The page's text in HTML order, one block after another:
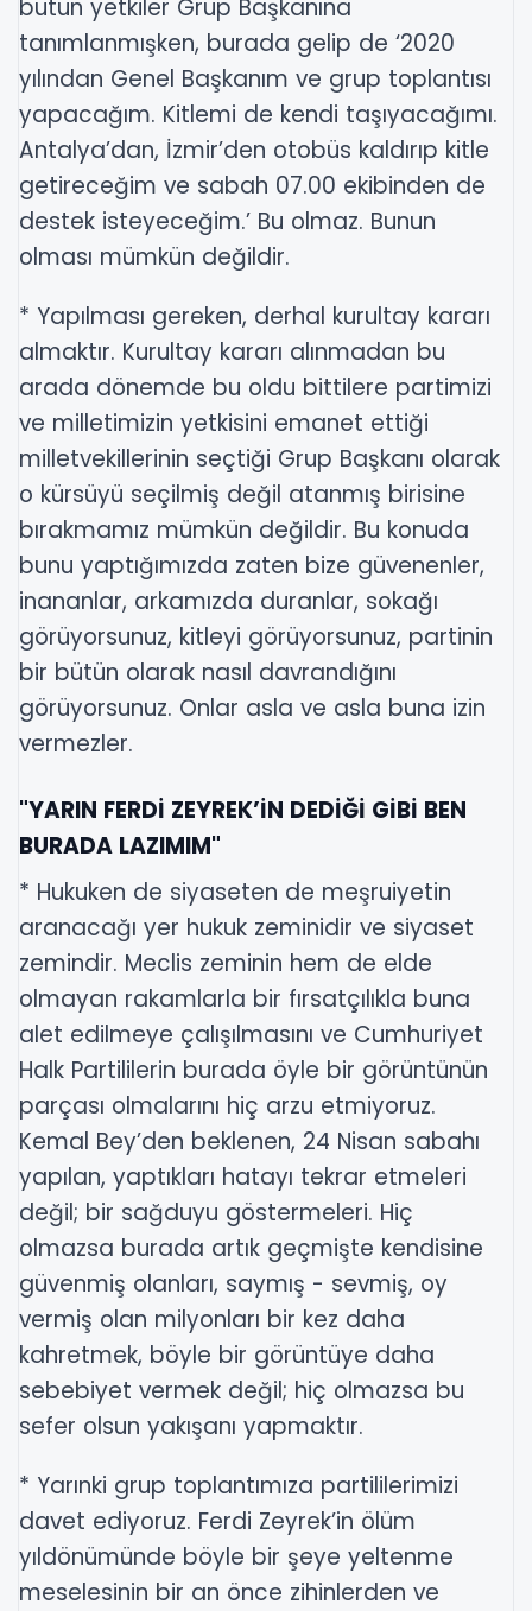
bütün yetkiler Grup Başkanına
tanımlanmışken, burada gelip de ‘2020
yılından Genel Başkanım ve grup toplantısı
yapacağım. Kitlemi de kendi taşıyacağımı.
Antalya’dan, İzmir’den otobüs kaldırıp kitle
getireceğim ve sabah 07.00 ekibinden de
destek isteyeceğim.’ Bu olmaz. Bunun
olması mümkün değildir.
* Yapılması gereken, derhal kurultay kararı
almaktır. Kurultay kararı alınmadan bu
arada dönemde bu oldu bittilere partimizi
ve milletimizin yetkisini emanet ettiği
milletvekillerinin seçtiği Grup Başkanı olarak
o kürsüyü seçilmiş değil atanmış birisine
bırakmamız mümkün değildir. Bu konuda
bunu yaptığımızda zaten bize güvenenler,
inananlar, arkamızda duranlar, sokağı
görüyorsunuz, kitleyi görüyorsunuz, partinin
bir bütün olarak nasıl davrandığını
görüyorsunuz. Onlar asla ve asla buna izin
vermezler.
"YARIN FERDİ ZEYREK’İN DEDİĞİ GİBİ BEN
BURADA LAZIMIM"
* Hukuken de siyaseten de meşruiyetin
aranacağı yer hukuk zeminidir ve siyaset
zemindir. Meclis zeminin hem de elde
olmayan rakamlarla bir fırsatçılıkla buna
alet edilmeye çalışılmasını ve Cumhuriyet
Halk Partililerin burada öyle bir görüntünün
parçası olmalarını hiç arzu etmiyoruz.
Kemal Bey’den beklenen, 24 Nisan sabahı
yapılan, yaptıkları hatayı tekrar etmeleri
değil; bir sağduyu göstermeleri. Hiç
olmazsa burada artık geçmişte kendisine
güvenmiş olanları, saymış - sevmiş, oy
vermiş olan milyonları bir kez daha
kahretmek, böyle bir görüntüye daha
sebebiyet vermek değil; hiç olmazsa bu
sefer olsun yakışanı yapmaktır.
* Yarınki grup toplantımıza partililerimizi
davet ediyoruz. Ferdi Zeyrek’in ölüm
yıldönümünde böyle bir şeye yeltenme
meselesinin bir an önce zihinlerden ve